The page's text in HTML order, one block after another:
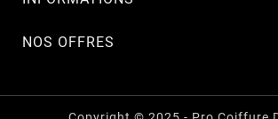
NOS OFFRES